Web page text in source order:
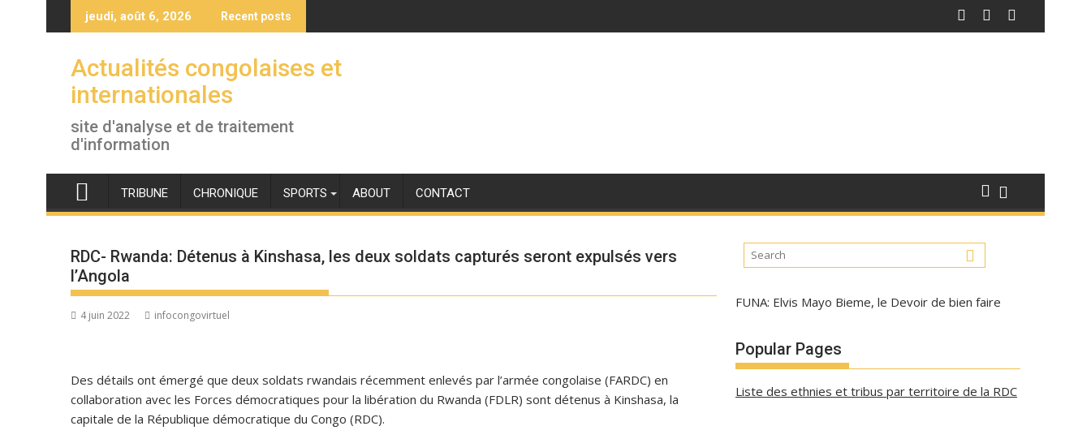
to
jeudi, août 6, 2026 Recent posts
Actualités congolaises et
internationales
site d'analyse et de traitement
d'information
TRIBUNE CHRONIQUE SPORTS ABOUT CONTACT
RDC- Rwanda: Détenus à Kinshasa, les deux soldats capturés seront expulsés vers
l’Angola
4 juin 2022 infocongovirtuel
Des détails ont émergé que deux soldats rwandais récemment enlevés par l’armée congolaise (FARDC) en
collaboration avec les Forces démocratiques pour la libération du Rwanda (FDLR) sont détenus à Kinshasa, la
capitale de la République démocratique du Congo (RDC).
FUNA: Elvis Mayo Bieme, le Devoir de bien faire
Popular Pages
Liste des ethnies et tribus par territoire de la RDC